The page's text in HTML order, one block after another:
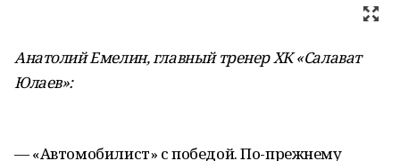
Анатолий Емелин, главный тренер ХК «Салават
Юлаев»:
— «Автомобилист» с победой. По-прежнему